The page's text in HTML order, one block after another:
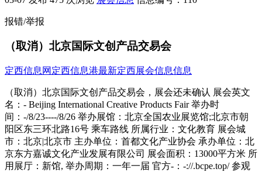
报错/举报
（取消）北京国际文创产品交易会
定西信息网 定西信息港最新定西展会信息信息
（取消）北京国际文创产品交易会，展会还未确认 展会英文
名：- Beijing International Creative Products Fair 举办时
间：-/8/23----/8/26 举办展馆：北京全国农业展览馆;北京市朝
阳区东三环北路16号 乘车路线 所属行业：文化教育 展会城
市：北京|北京市 主办单位：首都文化产业协会 承办单位：北
京东方嘉诚文化产业发展有限公司 展会面积：13000平方米 所
用展厅：新馆, 举办周期：一年一届 官方-：-://.bcpe.top/ 参观